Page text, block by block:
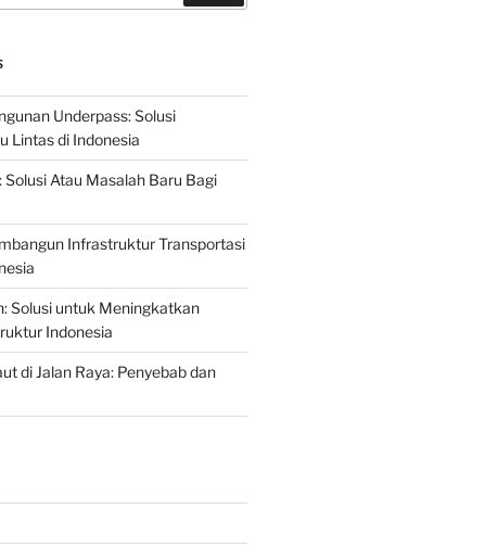
Underpass: Solusi
Lintas di Indonesia
Solusi Atau Masalah Baru Bagi
Infrastruktur Transportasi
Solusi untuk Meningkatkan
Indonesia
di Jalan Raya: Penyebab dan